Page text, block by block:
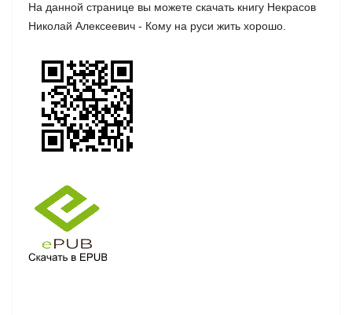
На данной странице вы можете скачать книгу Некрасов
Николай Алексеевич - Кому на руси жить хорошо.